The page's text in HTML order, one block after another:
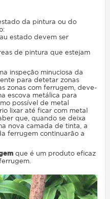
da pintura ou do
estado devem ser
de pintura que estejam
inspeção minuciosa da
para detetar zonas
zonas com ferrugem, deve-
escova metálica para
possível de metal
lixar até ficar com metal
que, quando se deixa
nova camada de tinta, a
ferrugem continuarão a
que é um produto eficaz